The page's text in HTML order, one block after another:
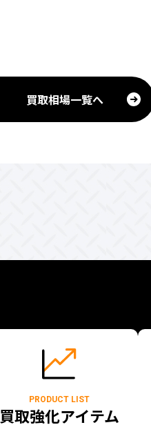
買取相場一覧へ
PRODUCT LIST
買取強化アイテム